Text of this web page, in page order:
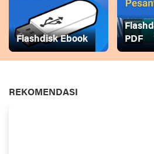
Flashdisk Ebook
PDF
REKOMENDASI